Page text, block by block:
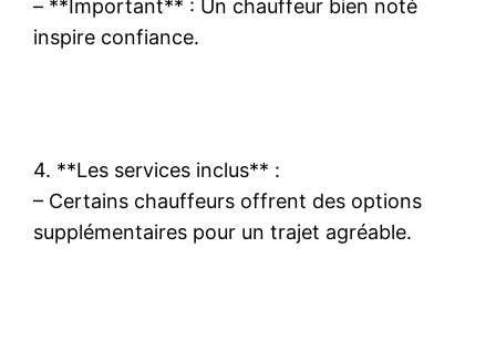
– **Important** : Un chauffeur bien noté
inspire confiance.
4. **Les services inclus** :
– Certains chauffeurs offrent des options
supplémentaires pour un trajet agréable.